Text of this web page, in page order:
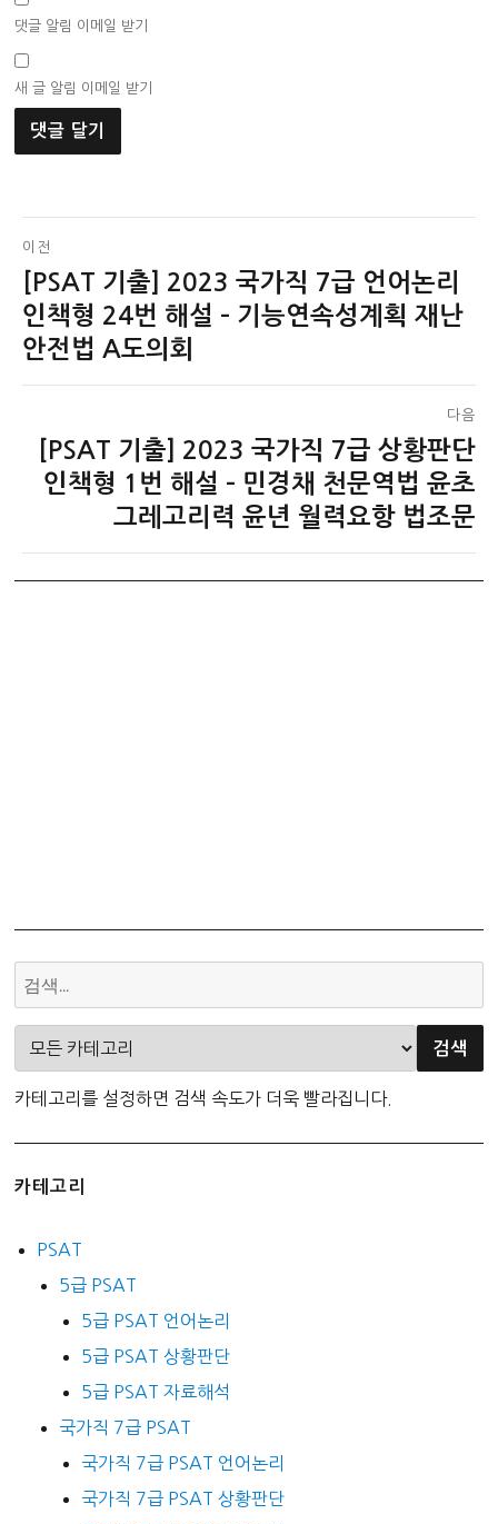
댓글 알림 이메일 받기
새 글 알림 이메일 받기
글
탐
색
이전
이
전
글:
[PSAT 기출] 2023 국가직 7급 언어논리
인책형 24번 해설 – 기능연속성계획 재난
안전법 A도의회
다음
[PSAT 기출] 2023 국가직 7급 상황판단
인책형 1번 해설 – 민경채 천문역법 윤초
그레고리력 윤년 월력요항 법조문
카테고리를 설정하면 검색 속도가 더욱 빨라집니다.
카테고리
PSAT
5급 PSAT
5급 PSAT 언어논리
5급 PSAT 상황판단
5급 PSAT 자료해석
국가직 7급 PSAT
국가직 7급 PSAT 언어논리
국가직 7급 PSAT 상황판단